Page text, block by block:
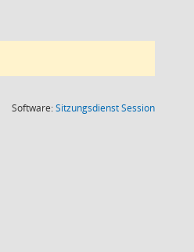
Software:SitzungsdienstSession(Wird in